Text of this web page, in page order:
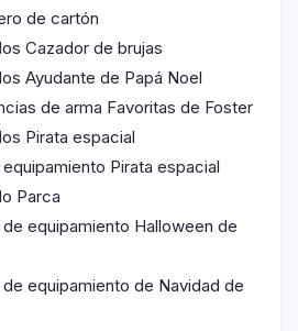
de cartón
Cazador de brujas
Ayudante de Papá Noel
de arma Favoritas de Foster
Pirata espacial
Pirata espacial
Parca
equipamiento Halloween de
equipamiento de Navidad de